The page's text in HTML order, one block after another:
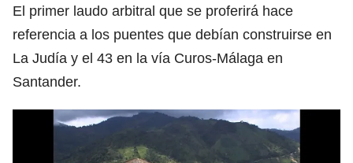
El primer laudo arbitral que se proferirá hace
referencia a los puentes que debían construirse en
La Judía y el 43 en la vía Curos-Málaga en
Santander.